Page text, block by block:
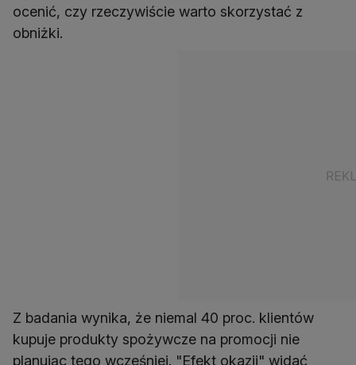
ocenić, czy rzeczywiście warto skorzystać z
obniżki.
Z badania wynika, że niemal 40 proc. klientów
kupuje produkty spożywcze na promocji nie
planując tego wcześniej. "Efekt okazji" widać